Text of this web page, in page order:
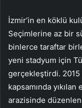
İzmir’in en köklü
Seçimlerine az bir
binlerce taraftar
yeni stadyum için
gerçekleştirdi. 2015
kapsamında yıkılan
arazisinde